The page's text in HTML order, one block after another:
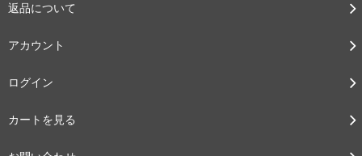
返品について
アカウント
ログイン
カートを見る